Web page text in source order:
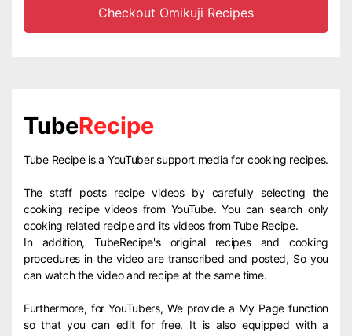
Checkout Omikuji Recipes
TubeRecipe
Tube Recipe is a YouTuber support media for cooking recipes.
The staff posts recipe videos by carefully selecting the
cooking recipe videos from YouTube. You can search only
cooking related recipe and its videos from Tube Recipe.
In addition, TubeRecipe's original recipes and cooking
procedures in the video are transcribed and posted, So you
can watch the video and recipe at the same time.
Furthermore, for YouTubers, We provide a My Page function
so that you can edit for free. It is also equipped with a